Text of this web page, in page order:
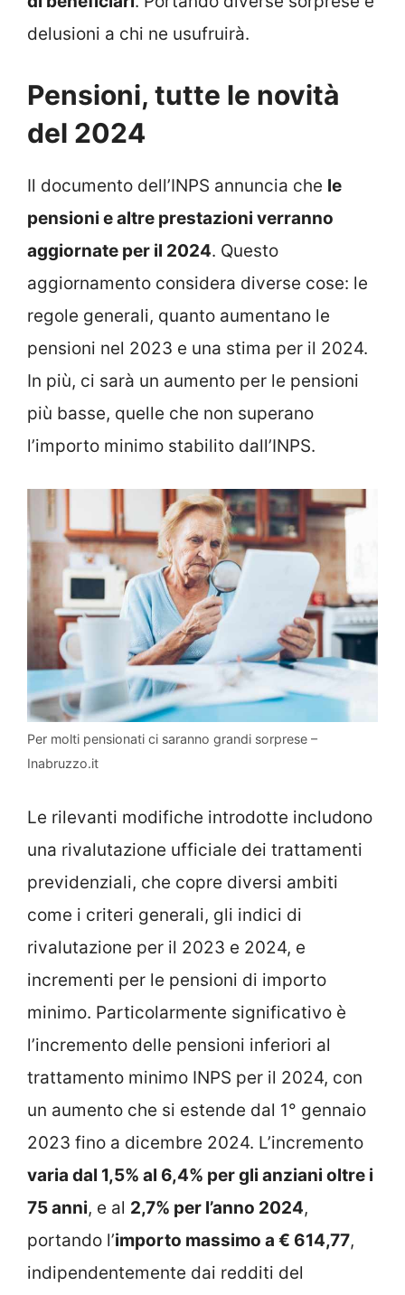
delusioni a chi ne usufruirà.
Pensioni, tutte le novità
del 2024
Il documento dell’INPS annuncia che le
pensioni e altre prestazioni verranno
aggiornate per il 2024. Questo
aggiornamento considera diverse cose: le
regole generali, quanto aumentano le
pensioni nel 2023 e una stima per il 2024.
In più, ci sarà un aumento per le pensioni
più basse, quelle che non superano
l’importo minimo stabilito dall’INPS.
Per molti pensionati ci saranno grandi sorprese –
Inabruzzo.it
Le rilevanti modifiche introdotte includono
una rivalutazione ufficiale dei trattamenti
previdenziali, che copre diversi ambiti
come i criteri generali, gli indici di
rivalutazione per il 2023 e 2024, e
incrementi per le pensioni di importo
minimo. Particolarmente significativo è
l’incremento delle pensioni inferiori al
trattamento minimo INPS per il 2024, con
un aumento che si estende dal 1° gennaio
2023 fino a dicembre 2024. L’incremento
varia dal 1,5% al 6,4% per gli anziani oltre i
75 anni, e al 2,7% per l’anno 2024,
portando l’importo massimo a € 614,77,
indipendentemente dai redditi del